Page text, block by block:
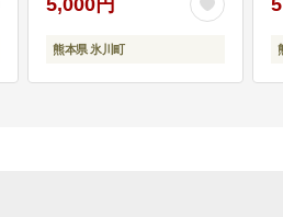
熊本県 氷川町